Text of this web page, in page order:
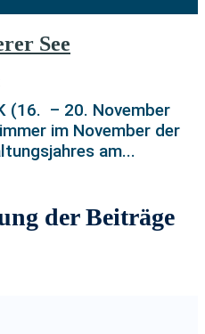
See
(16. – 20. November
im November der
am...
der Beiträge